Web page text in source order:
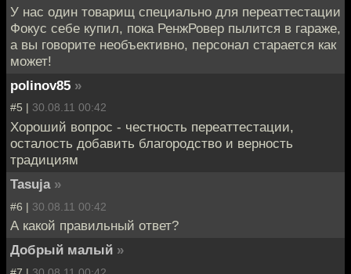
У нас один товарищ специально для переаттестации
Фокус себе купил, пока РенжРовер пылится в гараже,
а вы говорите необъективно, персонал старается как
может!
polinov85 »
#5 | 30.08.11 00:42
Хороший вопрос - честность переаттестации,
осталость добавить благородство и верность
традициям
Tasuja »
#6 | 30.08.11 00:42
А какой правильный ответ?
Добрый малый »